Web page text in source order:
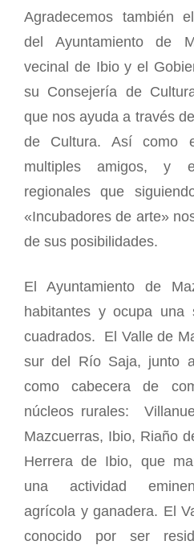
Agradecemos también
del Ayuntamiento de
vecinal de Ibio y el
su Consejería de
que nos ayuda a través
de Cultura. Así como
multiples amigos, y
regionales que
«Incubadores de arte»
de sus posibilidades.
El Ayuntamiento de
habitantes y ocupa una
cuadrados.
El Valle de
sur del Río Saja, junto
como cabecera de
núcleos rurales:
Mazcuerras, Ibio, Riaño
Herrera de Ibio, que
una actividad
agrícola y ganadera. El
conocido por ser